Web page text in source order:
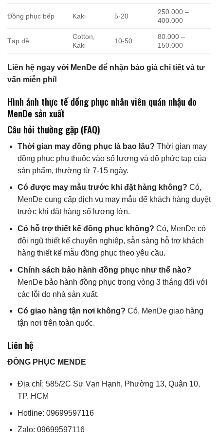
Đồng phục bếp Kaki 5-20
250.000 –
400.000
Tạp dề
Cotton,
Kaki
10-50
80.000 –
150.000
Liên hệ ngay với MenDe để nhận báo giá chi tiết và tư
vấn miễn phí!
Hình ảnh thực tế đồng phục nhân viên quán nhậu do
MenDe sản xuất
Câu hỏi thường gặp (FAQ)
Thời gian may đồng phục là bao lâu? Thời gian may
đồng phục phụ thuộc vào số lượng và độ phức tạp của
sản phẩm, thường từ 7-15 ngày.
Có được may mẫu trước khi đặt hàng không? Có,
MenDe cung cấp dịch vụ may mẫu để khách hàng duyệt
trước khi đặt hàng số lượng lớn.
Có hỗ trợ thiết kế đồng phục không? Có, MenDe có
đội ngũ thiết kế chuyên nghiệp, sẵn sàng hỗ trợ khách
hàng thiết kế mẫu đồng phục theo yêu cầu.
Chính sách bảo hành đồng phục như thế nào?
MenDe bảo hành đồng phục trong vòng 3 tháng đối với
các lỗi do nhà sản xuất.
Có giao hàng tận nơi không? Có, MenDe giao hàng
tận nơi trên toàn quốc.
Liên hệ
ĐỒNG PHỤC MENDE
Địa chỉ: 585/2C Sư Vạn Hạnh, Phường 13, Quận 10,
TP. HCM
Hotline: 09699597116
Zalo: 09699597116